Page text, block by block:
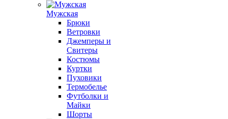
Мужская
Брюки
Ветровки
Джемперы и
Свитеры
Костюмы
Куртки
Пуховики
Термобелье
Футболки и
Майки
Шорты